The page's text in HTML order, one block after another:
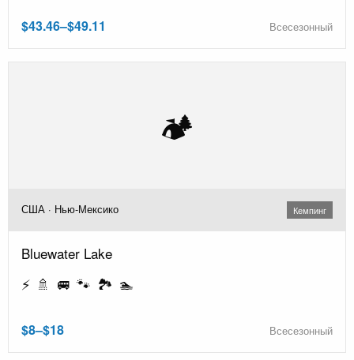
$43.46–$49.11 Всесезонный
🏕️
США · Нью-Мексико Кемпинг
Bluewater Lake
⚡ 🚿 🚐 🐾 🏞️ 🏊
$8–$18 Всесезонный